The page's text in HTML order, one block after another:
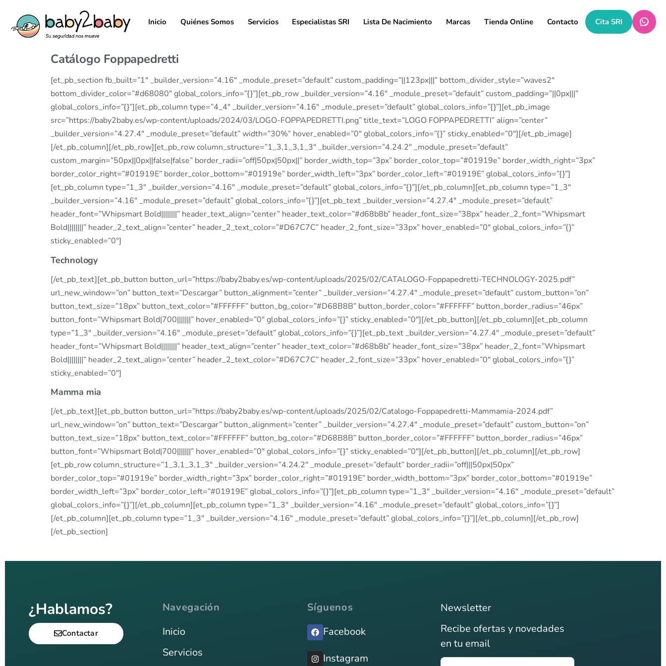
Inicio Quiénes Somos Servicios Especialistas SRI Lista De Nacimiento Marcas Tienda Online Contacto Cita SRI
Catálogo Foppapedretti
[et_pb_section fb_built=”1″ _builder_version=”4.16″ _module_preset=”default” custom_padding=”||123px|||” bottom_divider_style=”waves2″
bottom_divider_color=”#d68080″ global_colors_info=”{}”][et_pb_row _builder_version=”4.16″ _module_preset=”default” custom_padding=”||0px|||”
global_colors_info=”{}”][et_pb_column type=”4_4″ _builder_version=”4.16″ _module_preset=”default” global_colors_info=”{}”][et_pb_image
src=”https://baby2baby.es/wp-content/uploads/2024/03/LOGO-FOPPAPEDRETTI.png” title_text=”LOGO FOPPAPEDRETTI” align=”center”
_builder_version=”4.27.4″ _module_preset=”default” width=”30%” hover_enabled=”0″ global_colors_info=”{}” sticky_enabled=”0″][/et_pb_image]
[/et_pb_column][/et_pb_row][et_pb_row column_structure=”1_3,1_3,1_3″ _builder_version=”4.24.2″ _module_preset=”default”
custom_margin=”50px||0px||false|false” border_radii=”off|50px|50px||” border_width_top=”3px” border_color_top=”#01919e” border_width_right=”3px”
border_color_right=”#01919E” border_color_bottom=”#01919e” border_width_left=”3px” border_color_left=”#01919E” global_colors_info=”{}”]
[et_pb_column type=”1_3″ _builder_version=”4.16″ _module_preset=”default” global_colors_info=”{}”][/et_pb_column][et_pb_column type=”1_3″
_builder_version=”4.16″ _module_preset=”default” global_colors_info=”{}”][et_pb_text _builder_version=”4.27.4″ _module_preset=”default”
header_font=”Whipsmart Bold||||||||” header_text_align=”center” header_text_color=”#d68b8b” header_font_size=”38px” header_2_font=”Whipsmart
Bold||||||||” header_2_text_align=”center” header_2_text_color=”#D67C7C” header_2_font_size=”33px” hover_enabled=”0″ global_colors_info=”{}”
sticky_enabled=”0″]
Technology
[/et_pb_text][et_pb_button button_url=”https://baby2baby.es/wp-content/uploads/2025/02/CATALOGO-Foppapedretti-TECHNOLOGY-2025.pdf”
url_new_window=”on” button_text=”Descargar” button_alignment=”center” _builder_version=”4.27.4″ _module_preset=”default” custom_button=”on”
button_text_size=”18px” button_text_color=”#FFFFFF” button_bg_color=”#D68B8B” button_border_color=”#FFFFFF” button_border_radius=”46px”
button_font=”Whipsmart Bold|700|||||||” hover_enabled=”0″ global_colors_info=”{}” sticky_enabled=”0″][/et_pb_button][/et_pb_column][et_pb_column
type=”1_3″ _builder_version=”4.16″ _module_preset=”default” global_colors_info=”{}”][et_pb_text _builder_version=”4.27.4″ _module_preset=”default”
header_font=”Whipsmart Bold||||||||” header_text_align=”center” header_text_color=”#d68b8b” header_font_size=”38px” header_2_font=”Whipsmart
Bold||||||||” header_2_text_align=”center” header_2_text_color=”#D67C7C” header_2_font_size=”33px” hover_enabled=”0″ global_colors_info=”{}”
sticky_enabled=”0″]
Mamma mia
[/et_pb_text][et_pb_button button_url=”https://baby2baby.es/wp-content/uploads/2025/02/Catalogo-Foppapedretti-Mammamia-2024.pdf”
url_new_window=”on” button_text=”Descargar” button_alignment=”center” _builder_version=”4.27.4″ _module_preset=”default” custom_button=”on”
button_text_size=”18px” button_text_color=”#FFFFFF” button_bg_color=”#D68B8B” button_border_color=”#FFFFFF” button_border_radius=”46px”
button_font=”Whipsmart Bold|700|||||||” hover_enabled=”0″ global_colors_info=”{}” sticky_enabled=”0″][/et_pb_button][/et_pb_column][/et_pb_row]
[et_pb_row column_structure=”1_3,1_3,1_3″ _builder_version=”4.24.2″ _module_preset=”default” border_radii=”off|||50px|50px”
border_color_top=”#01919e” border_width_right=”3px” border_color_right=”#01919E” border_width_bottom=”3px” border_color_bottom=”#01919e”
border_width_left=”3px” border_color_left=”#01919E” global_colors_info=”{}”][et_pb_column type=”1_3″ _builder_version=”4.16″ _module_preset=”default”
global_colors_info=”{}”][/et_pb_column][et_pb_column type=”1_3″ _builder_version=”4.16″ _module_preset=”default” global_colors_info=”{}”]
[/et_pb_column][et_pb_column type=”1_3″ _builder_version=”4.16″ _module_preset=”default” global_colors_info=”{}”][/et_pb_column][/et_pb_row]
[/et_pb_section]
¿Hablamos?
Contactar
Navegación
Inicio
Servicios
Síguenos
Facebook
Instagram
Newsletter
Recibe ofertas y novedades
en tu email